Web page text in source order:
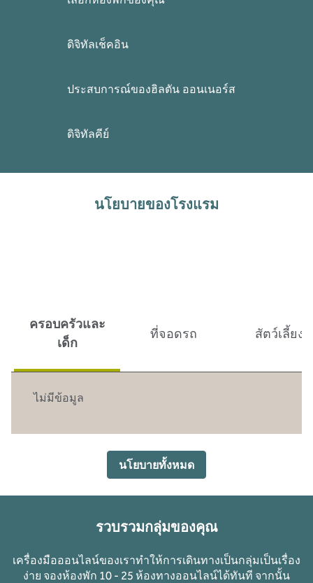
ดิจิทัลเช็คอิน
ประสบการณ์ของฮิลตัน ออนเนอร์ส
ดิจิทัลคีย์
นโยบายของโรงแรม
ครอบครัวและ
เด็ก
ที่จอดรถ สัตว์เลี้ยง
ไม่มีข้อมูล
นโยบายทั้งหมด
รวบรวมกลุ่มของคุณ
เครื่องมือออนไลน์ของเราทําให้การเดินทางเป็นกลุ่มเป็นเรื่อง
ง่าย จองห้องพัก 10 - 25 ห้องทางออนไลน์ได้ทันที จากนั้น